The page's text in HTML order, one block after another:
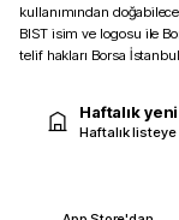
kullanımından
BIST isim ve logosu ile
telif hakları Borsa
Haftalık
Haftalık